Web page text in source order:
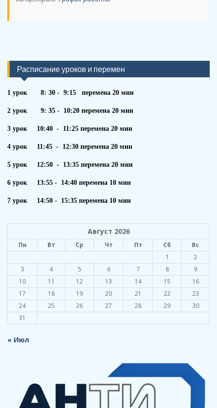
Расписание уроков и перемен
1 урок 8: 30 - 9:15 перемена 20 мин
2 урок 9: 35 - 10:20 перемена 20 мин
3 урок 10:40 - 11:25 перемена 20 мин
4 урок 11:45 - 12:30 перемена 20 мин
5 урок 12:50 - 13:35 перемена 20 мин
6 урок 13:55 - 14:40 перемена 10 мин
7 урок 14:50 - 15:35 перемена 10 мин
Август 2026
Пн Вт Ср Чт Пт Сб
Вс
1
2
3
4 5 6 7 8
9
10
11 12 13 14 15
16
17
18 19 20 21 22
23
24
25 26 27 28 29
30
31
« Июл